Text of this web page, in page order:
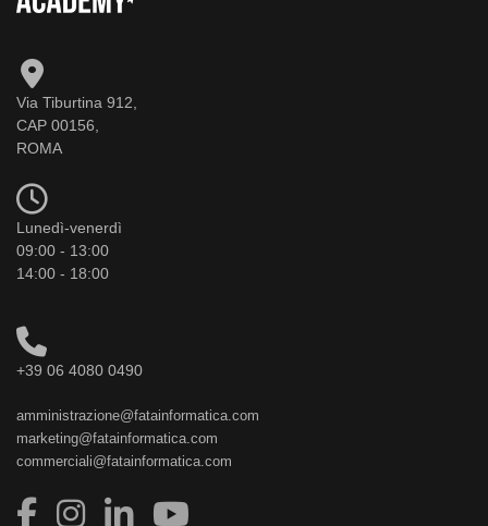
Via Tiburtina 912,
CAP 00156,
ROMA
Lunedì-venerdì
09:00 - 13:00
14:00 - 18:00
+39 06 4080 0490
amministrazione@fatainformatica.com
marketing@fatainformatica.com
commerciali@fatainformatica.com